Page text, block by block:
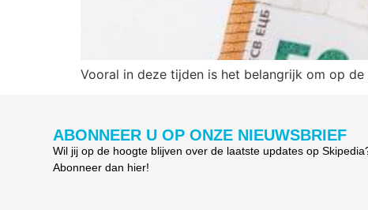
Vooral in deze tijden is het belangrijk om op
ABONNEER U OP ONZE NIEUWSBRIEF
Wil jij op de hoogte blijven over de laatste updates op
Abonneer dan hier!